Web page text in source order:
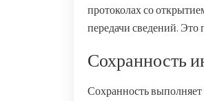
протоколах со
передачи сведений. Это
Сохранность
Сохранность